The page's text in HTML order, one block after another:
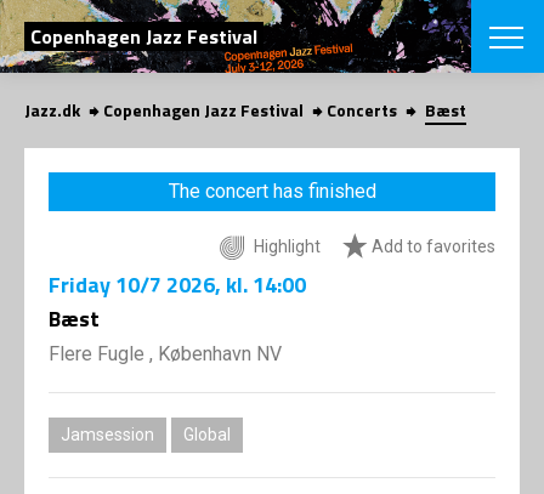
SEARCH
Copenhagen Jazz Festival
Danish
CHOOSE
COPENHAGEN
Concerts
Contributors
Jazz.dk Copenhagen Jazz Festival Concerts Bæst
The concert has finished
Highlight Add to favorites
Friday10/7 2026, kl. 14:00
Bæst
Flere Fugle , København NV
Jamsession Global